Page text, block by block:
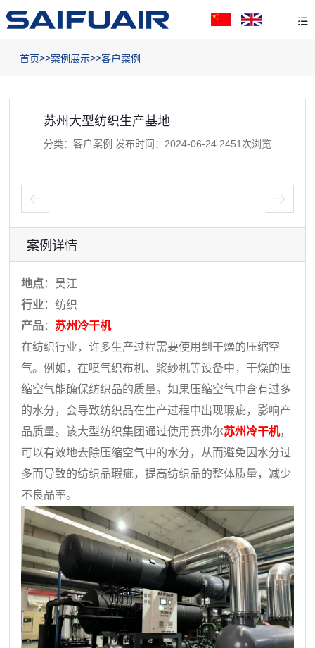
首页>>案例展示>>客户案例
苏州大型纺织生产基地
分类：客户案例 发布时间：2024-06-24 2451次浏览
案例详情
地点：吴江
行业：纺织
产品： 苏州冷干机
在纺织行业，许多生产过程需要使用到干燥的压缩空
气。例如，在喷气织布机、浆纱机等设备中，干燥的压
缩空气能确保纺织品的质量。如果压缩空气中含有过多
的水分，会导致纺织品在生产过程中出现瑕疵，影响产
品质量。该大型纺织集团通过使用 赛弗尔苏州冷干机，
可以有效地去除压缩空气中的水分，从而避免因水分过
多而导致的纺织品瑕疵，提高纺织品的整体质量，减少
不良品率。